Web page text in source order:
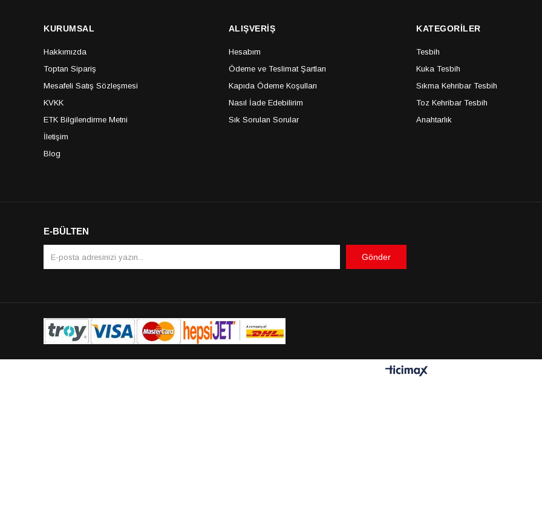
KURUMSAL
Hakkımızda
Toptan Sipariş
Mesafeli Satış Sözleşmesi
KVKK
ETK Bilgilendirme Metni
İletişim
Blog
ALIŞVERİŞ
Hesabım
Ödeme ve Teslimat Şartları
Kapıda Ödeme Koşulları
Nasıl İade Edebilirim
Sık Sorulan Sorular
KATEGORİLER
Tesbih
Kuka Tesbih
Sıkma Kehribar Tesbih
Toz Kehribar Tesbih
Anahtarlık
E-BÜLTEN
Gönder